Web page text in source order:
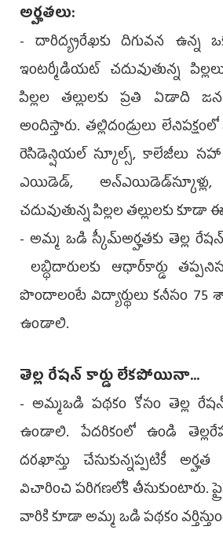
అర్హతలు:
- దారిద్య్రరేఖకు దిగువన ఉన్న
ఇంటర్మీడియట్ చదువుతున్న
పిల్లల తల్లులకు ప్రతి ఏడాది
అందిస్తారు. తల్లిదండ్రులు లేనిపక్షంలో
రెసిడెన్షియల్ స్కూల్స్, కాలేజీలు సహా
ఎయిడెడ్, అన్ఎయిడెడ్‌స్కూళ్లు,
చదువుతున్న పిల్లల తల్లులకు కూడా
- అమ్మ ఒడి స్కీమ్‌అర్హతకు తెల్ల
లబ్ధిదారులకు ఆధార్‌కార్డు
పొందాలంటే విద్యార్థులు కనీసం 75
ఉండాలి.
తెల్ల రేషన్ కార్డు లేకపోయినా...
- అమ్మఒడి పథకం కోసం తెల్ల రేషన్
ఉండాలి. పేదరికంలో ఉండి
దరఖాస్తు చేసుకున్నప్పటికీ
విచారించి పరిగణలోకి తీసుకుంటారు.
వారికి కూడా అమ్మ ఒడి పథకం